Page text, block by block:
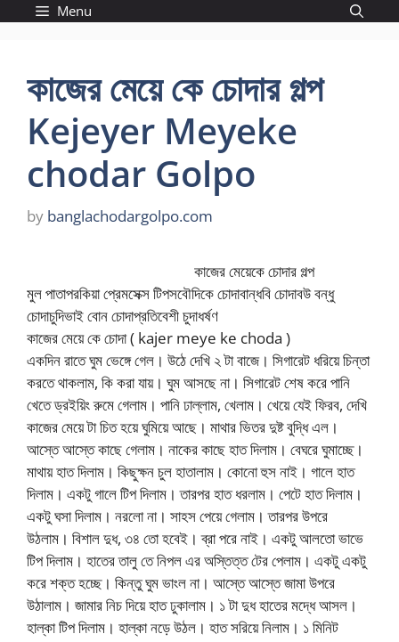
Menu
কাজের মেয়ে কে চোদার গল্প
Kejeyer Meyeke
chodar Golpo
by banglachodargolpo.com
কাজের মেয়েকে চোদার গল্প
মুল পাতাপরকিয়া প্রেমসেক্স টিপসবৌদিকে চোদাবান্ধবি চোদাবউ বন্ধু
চোদাচুদিভাই বোন চোদাপ্রতিবেশী চুদাধর্ষণ
কাজের মেয়ে কে চোদা ( kajer meye ke choda )
একদিন রাতে ঘুম ভেঙ্গে গেল। উঠে দেখি ২ টা বাজে। সিগারেট ধরিয়ে চিন্তা
করতে থাকলাম, কি করা যায়। ঘুম আসছে না। সিগারেট শেষ করে পানি
খেতে ড্রইয়িং রুমে গেলাম। পানি ঢাল্লাম, খেলাম। খেয়ে যেই ফিরব, দেখি
কাজের মেয়ে টা চিত হয়ে ঘুমিয়ে আছে। মাথার ভিতর দুষ্ট বুদ্ধি এল।
আস্তে আস্তে কাছে গেলাম। নাকের কাছে হাত দিলাম। বেঘরে ঘুমাচ্ছে।
মাথায় হাত দিলাম। কিছুক্ষন চুল হাতালাম। কোনো হুস নাই। গালে হাত
দিলাম। একটু গালে টিপ দিলাম। তারপর হাত ধরলাম। পেটে হাত দিলাম।
একটু ঘসা দিলাম। নরলো না। সাহস পেয়ে গেলাম। তারপর উপরে
উঠলাম। বিশাল দুধ, ৩৪ তো হবেই। ব্রা পরে নাই। একটু আলতো ভাভে
টিপ দিলাম। হাতের তালু তে নিপল এর অস্তিত্ত টের পেলাম। একটু একটু
করে শক্ত হচ্ছে। কিন্তু ঘুম ভাংল না। আস্তে আস্তে জামা উপরে
উঠালাম। জামার নিচ দিয়ে হাত ঢুকালাম। ১ টা দুধ হাতের মদ্ধে আসল।
হাল্কা টিপ দিলাম। হাল্কা নড়ে উঠল। হাত সরিয়ে নিলাম। ১ মিনিট